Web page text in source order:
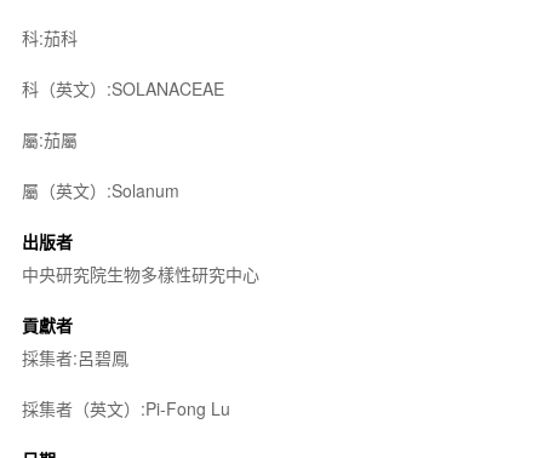
科:茄科
科（英文）:SOLANACEAE
屬:茄屬
屬（英文）:Solanum
出版者
中央研究院生物多樣性研究中心
貢獻者
採集者:呂碧鳳
採集者（英文）:Pi-Fong Lu